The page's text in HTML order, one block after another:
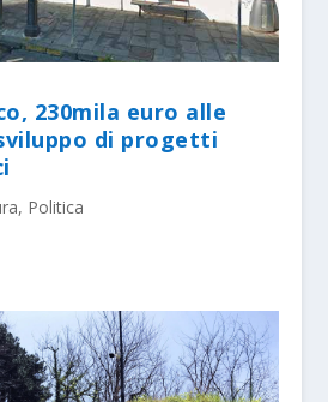
230mila euro alle
di progetti
, Politica